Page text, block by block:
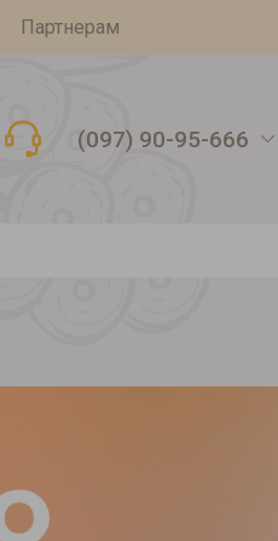
Партнерам
(097) 90-95-666